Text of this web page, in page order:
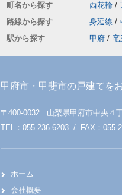
町名から探す
西花輪 /
路線から探す
身延線 /
駅から探す
甲府 / 竜
甲府市・甲斐市の戸建てを
〒400-0032 山梨県甲府市中央４
TEL：055-236-6203 / FAX：055-
ホーム
会社概要